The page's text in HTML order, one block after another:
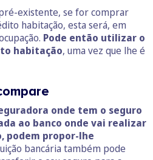
existente, se for comprar
habitação, esta será, em
Pode então utilizar o
habitação, uma vez que lhe é
onde tem o seguro
ao banco onde vai realizar
podem propor-lhe
bancária também pode